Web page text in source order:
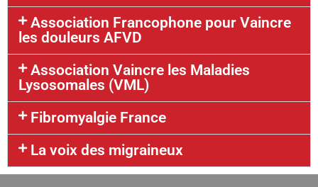
Association Francophone pour Vaincre
les douleurs AFVD
Association Vaincre les Maladies
Lysosomales (VML)​
Fibromyalgie France
La voix des migraineux